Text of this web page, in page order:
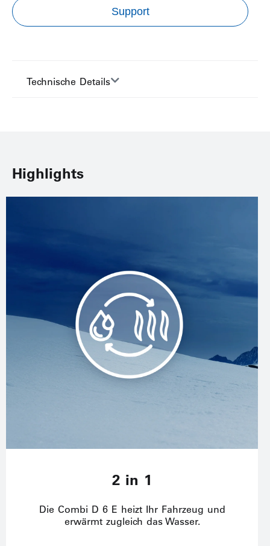
Support
Technische Details
Highlights
2 in 1
Die Combi D 6 E heizt Ihr Fahrzeug und
erwärmt zugleich das Wasser.